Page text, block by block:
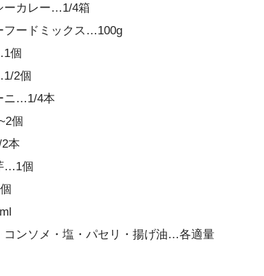
ーカレー…1/4箱
フードミックス…100g
個
2個
ニ…1/4本
個
本
…1個
コンソメ・塩・パセリ・揚げ油…各適量